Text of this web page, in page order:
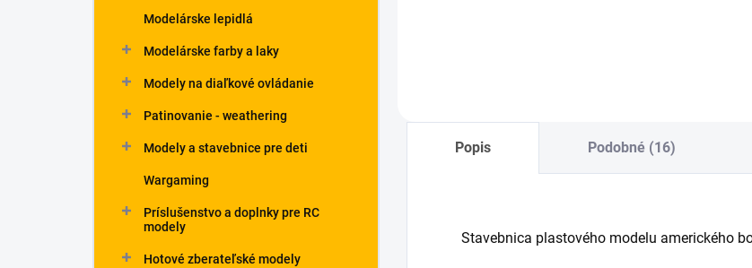
Modelárske lepidlá
Modelárske farby a laky
Modely na diaľkové ovládanie
Patinovanie - weathering
Modely a stavebnice pre deti
Wargaming
Príslušenstvo a doplnky pre RC
modely
Hotové zberateľské modely
Popis Podobné (16)
Stavebnica plastového modelu amerického